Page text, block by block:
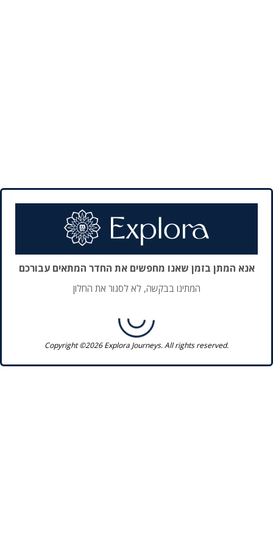
אנא המתן בזמן שאנו מחפשים את החדר המתאים עבורכם
המתינו בבקשה, לא לסגור את החלון
Copyright ©2026 Explora Journeys. All rights reserved.